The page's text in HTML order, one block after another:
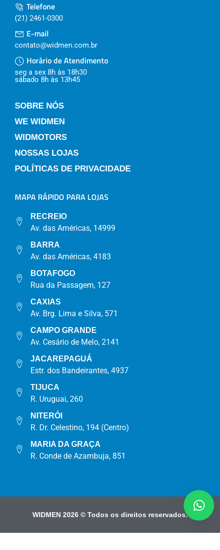
Telefone
(21) 2461-0300
E-mail
contato@widmen.com.br
Horário de Atendimento
seg a sex 8h às 18h30
sábado 8h às 13h45
SOBRE NÓS
WE WIDMEN
WIDMOTORS
NOSSAS LOJAS
POLÍTICAS DE PRIVACIDADE
MAPA RÁPIDO PARA LOJAS
RECREIO
Av. das Américas, 14999
BARRA
Av. das Américas, 4183
BOTAFOGO
Rua da Passagem, 127
CAXIAS
Av. Brg. Lima e Silva, 571
CAMPO GRANDE
Av. Cesário de Melo, 2141
JACAREPAGUÁ
Estr. dos Bandeirantes, 4937
TIJUCA
R. Uruguai, 260
NITERÓI
R. Dr. Celestino, 194 (Centro)
MARIA DA GRAÇA
R. Conde de Azambuja, 851
WIDMEN 2026 © Todos os direitos reservados.